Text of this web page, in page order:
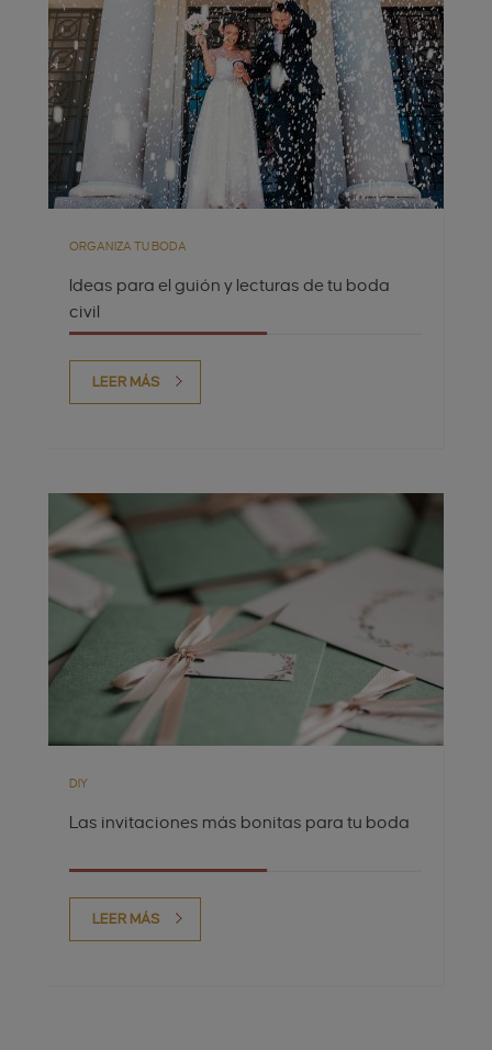
ORGANIZA TU BODA
Ideas para el guión y lecturas de tu boda
civil
LEER MÁS
DIY
Las invitaciones más bonitas para tu boda
LEER MÁS